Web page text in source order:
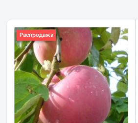
Распродажа